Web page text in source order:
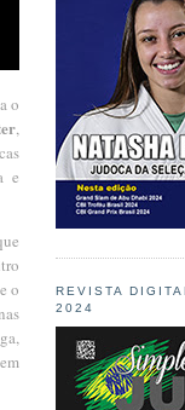
o
e
o
REVISTA
2024